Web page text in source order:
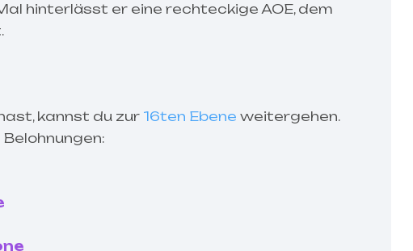
hinterlässt er eine rechteckige AOE, dem
kannst du zur 16ten Ebene weitergehen.